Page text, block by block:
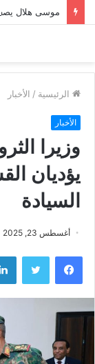
الرئيسية / الأخبار
الأخبار
وزيرا
يؤديان
السيادة
أغسطس 23, 2025
فيسبوك تويتر